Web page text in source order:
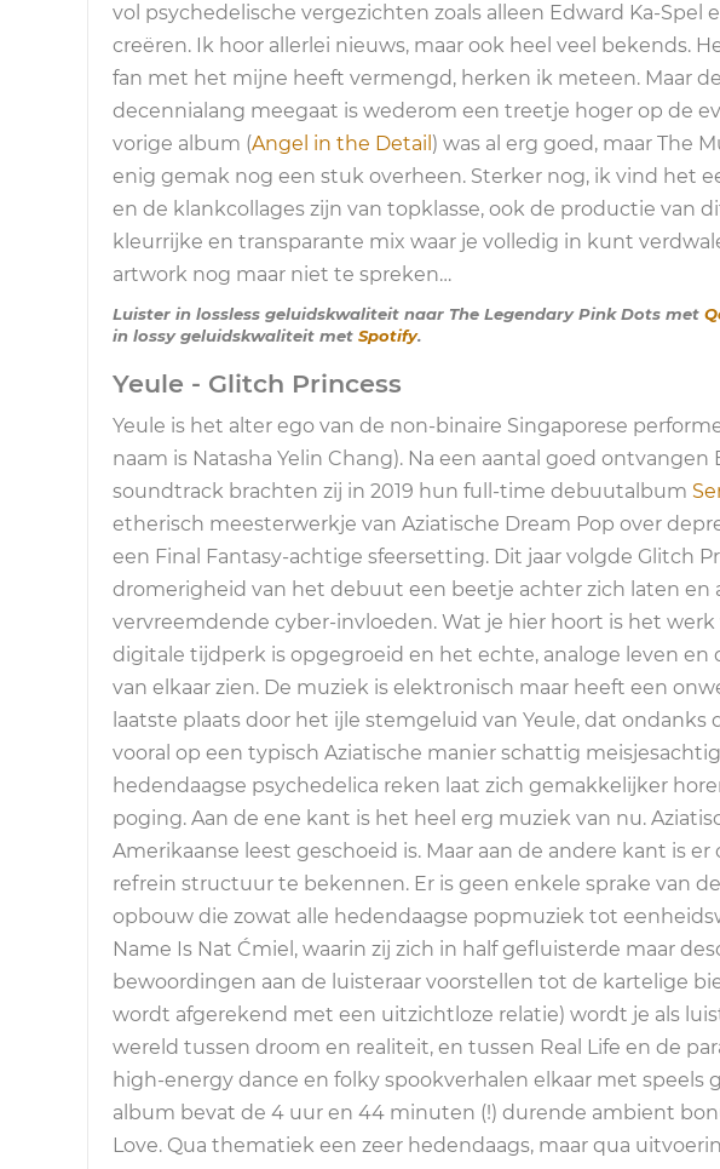
vol psychedelische vergezichten zoals alleen Edward Ka-
creëren. Ik hoor allerlei nieuws, maar ook heel veel bekends.
fan met het mijne heeft vermengd, herken ik meteen. Maar
decennialang meegaat is wederom een treetje hoger op de
vorige album (Angel in the Detail ) was al erg goed, maar The
enig gemak nog een stuk overheen. Sterker nog, ik vind het
en de klankcollages zijn van topklasse, ook de productie van
kleurrijke en transparante mix waar je volledig in kunt
artwork nog maar niet te spreken…
Luister in lossless geluidskwaliteit naar The Legendary Pink Dots met
in lossy geluidskwaliteit met Spotify.
Yeule - Glitch Princess
Yeule is het alter ego van de non-binaire Singaporese
naam is Natasha Yelin Chang). Na een aantal goed ontvangen
soundtrack brachten zij in 2019 hun full-time debuutalbum
etherisch meesterwerkje van Aziatische Dream Pop over
een Final Fantasy-achtige sfeersetting. Dit jaar volgde Glitch
dromerigheid van het debuut een beetje achter zich laten en
vervreemdende cyber-invloeden. Wat je hier hoort is het
digitale tijdperk is opgegroeid en het echte, analoge leven
van elkaar zien. De muziek is elektronisch maar heeft een
laatste plaats door het ijle stemgeluid van Yeule, dat
vooral op een typisch Aziatische manier schattig
hedendaagse psychedelica reken laat zich gemakkelijker
poging. Aan de ene kant is het heel erg muziek van nu.
Amerikaanse leest geschoeid is. Maar aan de andere kant is
refrein structuur te bekennen. Er is geen enkele sprake van
opbouw die zowat alle hedendaagse popmuziek tot
Name Is Nat Ćmiel, waarin zij zich in half gefluisterde maar
bewoordingen aan de luisteraar voorstellen tot de kartelige
wordt afgerekend met een uitzichtloze relatie) wordt je als
wereld tussen droom en realiteit, en tussen Real Life en de
high-energy dance en folky spookverhalen elkaar met speels
album bevat de 4 uur en 44 minuten (!) durende ambient
Love. Qua thematiek een zeer hedendaags, maar qua